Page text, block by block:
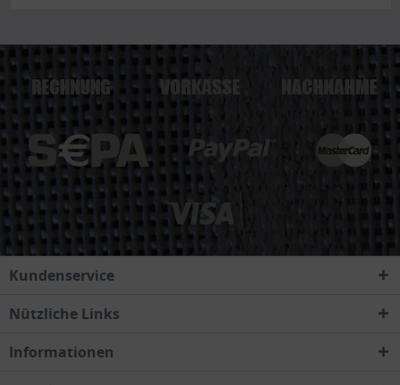
Kundenservice
Nützliche Links
Informationen